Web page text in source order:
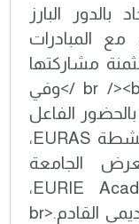
البارز
المبادرات
مشاركتها
الفاعلة ومساهماتها المتميزة.<br /><br />وفي
الفاعل
لجامعة المستقبل في مختلف أنشطة EURAS،
الجامعة
لاستضافة فعالية EURIE Academy 2025،
المقرر إقامتها مطلع العام الأكاديمي القادم.<br